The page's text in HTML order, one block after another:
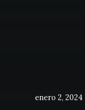
enero 2, 2024